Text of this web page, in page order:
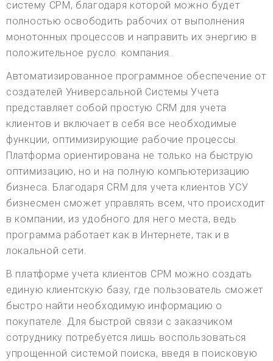
систему СРМ, благодаря которой можно будет
полностью освободить рабочих от выполнения
монотонных процессов и направить их энергию в
положительное русло. компания..
Автоматизированное программное обеспечение от
создателей Универсальной Системы Учета
представляет собой простую CRM для учета
клиентов и включает в себя все необходимые
функции, оптимизирующие рабочие процессы.
Платформа ориентирована не только на быструю
оптимизацию, но и на полную компьютеризацию
бизнеса. Благодаря CRM для учета клиентов УСУ
бизнесмен сможет управлять всем, что происходит
в компании, из удобного для него места, ведь
программа работает как в Интернете, так и в
локальной сети.
В платформе учета клиентов CPM можно создать
единую клиентскую базу, где пользователь сможет
быстро найти необходимую информацию о
покупателе. Для быстрой связи с заказчиком
сотруднику потребуется лишь воспользоваться
упрощенной системой поиска, введя в поисковую